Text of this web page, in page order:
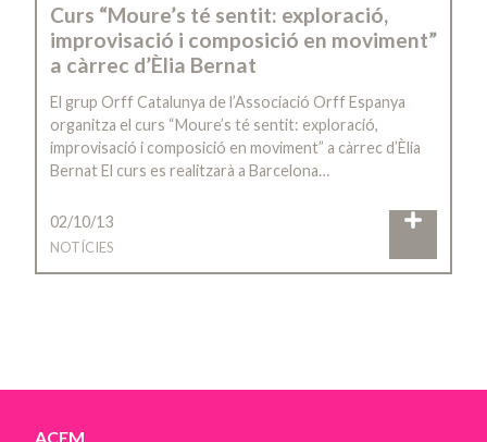
Curs “Moure’s té sentit: exploració,
improvisació i composició en moviment”
a càrrec d’Èlia Bernat
El grup Orff Catalunya de l’Associació Orff Espanya
organitza el curs “Moure’s té sentit: exploració,
improvisació i composició en moviment” a càrrec d’Èlia
Bernat El curs es realitzarà a Barcelona…
02/10/13
NOTÍCIES
ACEM